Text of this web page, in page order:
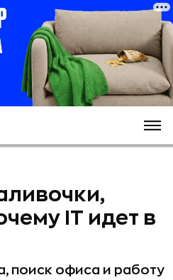
IT идет в
поиск офиса и работу